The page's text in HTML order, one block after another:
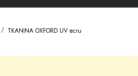
TKANINA OXFORD UV ecru